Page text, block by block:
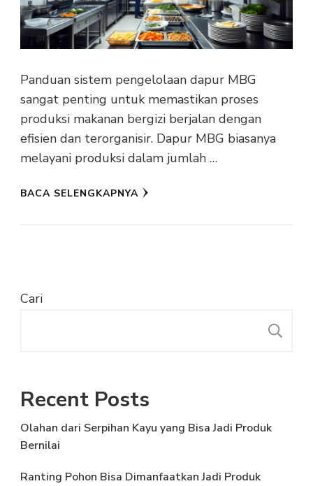
Panduan sistem pengelolaan dapur MBG
sangat penting untuk memastikan proses
produksi makanan bergizi berjalan dengan
efisien dan terorganisir. Dapur MBG biasanya
melayani produksi dalam jumlah …
BACA SELENGKAPNYA
Cari
Recent Posts
Olahan dari Serpihan Kayu yang Bisa Jadi Produk
Bernilai
Ranting Pohon Bisa Dimanfaatkan Jadi Produk